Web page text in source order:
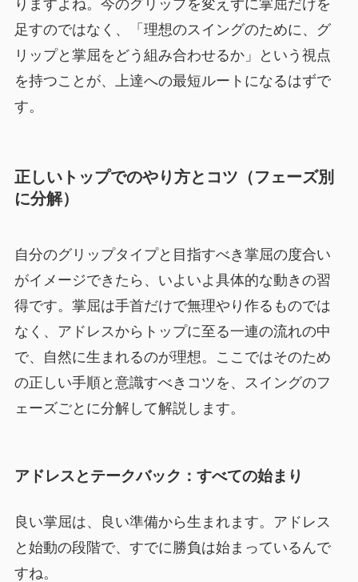
りますよね。今のグリップを変えずに掌屈だけを
足すのではなく、「理想のスイングのために、グ
リップと掌屈をどう組み合わせるか」という視点
を持つことが、上達への最短ルートになるはずで
す。
正しいトップでのやり方とコツ（フェーズ別
に分解）
自分のグリップタイプと目指すべき掌屈の度合い
がイメージできたら、いよいよ具体的な動きの習
得です。掌屈は手首だけで無理やり作るものでは
なく、アドレスからトップに至る一連の流れの中
で、自然に生まれるのが理想。ここではそのため
の正しい手順と意識すべきコツを、スイングのフ
ェーズごとに分解して解説します。
アドレスとテークバック：すべての始まり
良い掌屈は、良い準備から生まれます。アドレス
と始動の段階で、すでに勝負は始まっているんで
すね。